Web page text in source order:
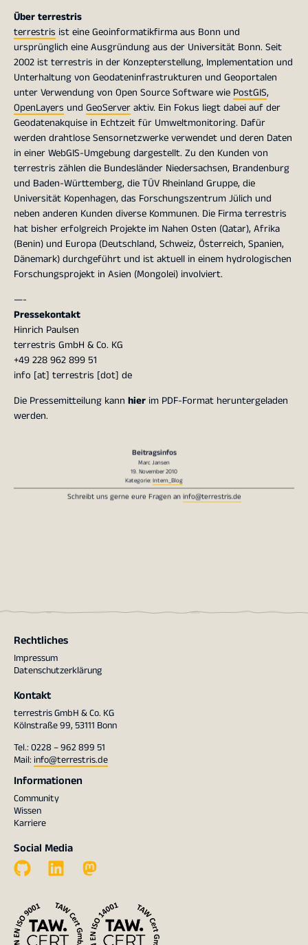
Über terrestris
terrestris ist eine Geoinformatikfirma aus Bonn und
ursprünglich eine Ausgründung aus der Universität Bonn. Seit
2002 ist terrestris in der Konzepterstellung, Implementation und
Unterhaltung von Geodateninfrastrukturen und Geoportalen
unter Verwendung von Open Source Software wie PostGIS,
OpenLayers und GeoServeraktiv. Ein Fokus liegt dabei auf der
Geodatenakquise in Echtzeit für Umweltmonitoring. Dafür
werden drahtlose Sensornetzwerke verwendet und deren Daten
in einer WebGIS-Umgebung dargestellt. Zu den Kunden von
terrestris zählen die Bundesländer Niedersachsen, Brandenburg
und Baden-Württemberg, die TÜV Rheinland Gruppe, die
Universität Kopenhagen, das Forschungszentrum Jülich und
neben anderen Kunden diverse Kommunen. Die Firma terrestris
hat bisher erfolgreich Projekte im Nahen Osten (Qatar), Afrika
(Benin) und Europa (Deutschland, Schweiz, Österreich, Spanien,
Dänemark) durchgeführt und ist aktuell in einem hydrologischen
Forschungsprojekt in Asien (Mongolei) involviert.
—-
Pressekontakt
Hinrich Paulsen
terrestris GmbH & Co. KG
+49 228 962 899 51
info [at] terrestris [dot] de
Die Pressemitteilung kann hier im PDF-Format heruntergeladen
werden.
Marc Jansen
19. November 2010
Kategorie:Intern_Blog
Schreibt uns gerne eure Fragen aninfo@terrestris.de
Rechtliches
Impressum
Datenschutzerklärung
Kontakt
terrestris GmbH & Co. KG
Kölnstraße 99, 53111 Bonn
Tel.: 0228 – 962 899 51
Mail: info@terrestris.de
Informationen
Community
Wissen
Karriere
Social Media